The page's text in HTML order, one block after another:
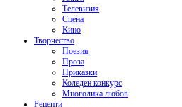
Телевизия
Сцена
Кино
Творчество
Поезия
Проза
Приказки
Коледен конкурс
Многолика любов
Рецепти